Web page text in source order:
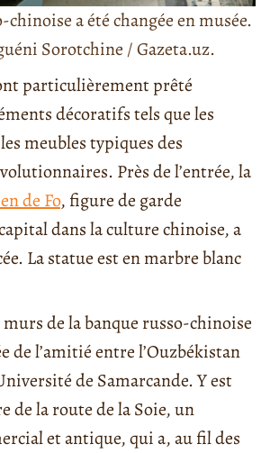
chinoise a été changée en musée.
Sorotchine / Gazeta.uz.
particulièrement prêté
décoratifs tels que les
meubles typiques des
Près de l’entrée, la
de Fo, figure de garde
dans la culture chinoise, a
La statue est en marbre blanc
de la banque russo-chinoise
de l’amitié entre l’Ouzbékistan
de Samarcande. Y est
de la route de la Soie, un
et antique, qui a, au fil des